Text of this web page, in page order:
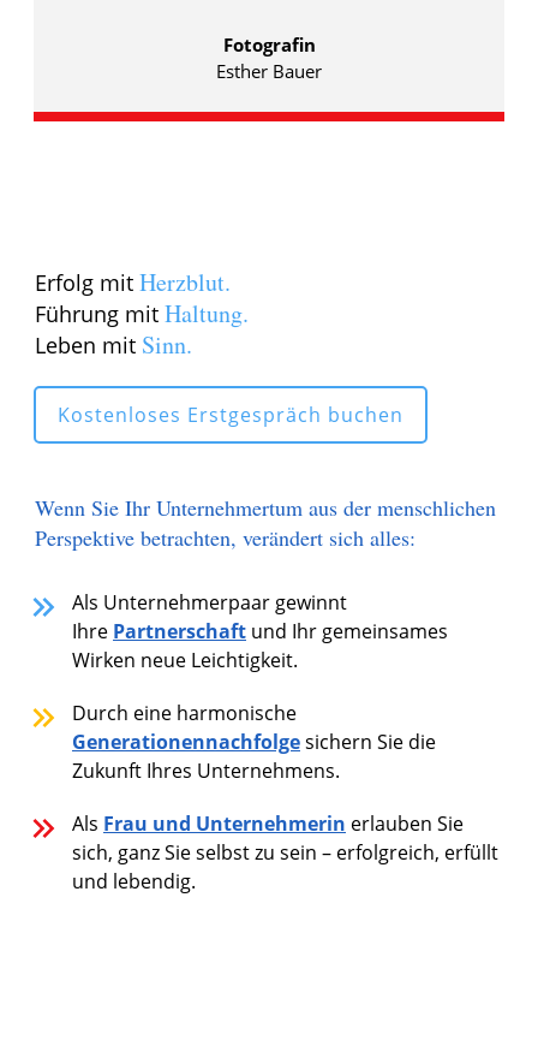
Fotografin
Esther Bauer
Erfolg mit Herzblut.
Führung mit Haltung.
Leben mit Sinn.
Kostenloses Erstgespräch buchen
Wenn Sie Ihr Unternehmertum aus der menschlichen
Perspektive betrachten, verändert sich alles:
Als Unternehmerpaar gewinnt
Ihre Partnerschaft und Ihr gemeinsames
Wirken neue Leichtigkeit.
Durch eine harmonische
Generationennachfolgesichern Sie die
Zukunft Ihres Unternehmens.
Als Frau und Unternehmerin erlauben Sie
sich, ganz Sie selbst zu sein – erfolgreich, erfüllt
und lebendig.